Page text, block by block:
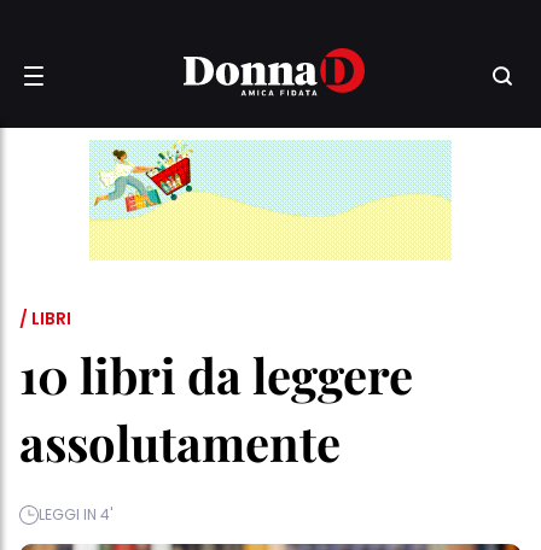
/ LIBRI
10 libri da leggere
assolutamente
LEGGI IN 4'